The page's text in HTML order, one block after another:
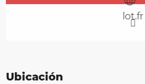
lot.fr
Ubicación